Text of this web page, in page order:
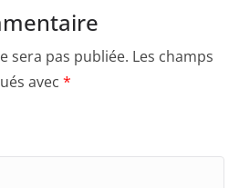
sera pas publiée. Les champs
avec *